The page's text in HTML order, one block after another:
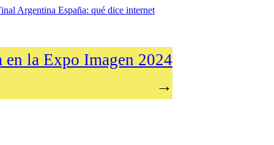
Argentina España: qué dice internet
la Expo Imagen 2024
→